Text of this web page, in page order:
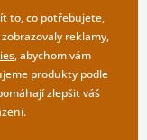
to, co potřebujete,
reklamy,
, abychom vám
produkty podle
zlepšit váš